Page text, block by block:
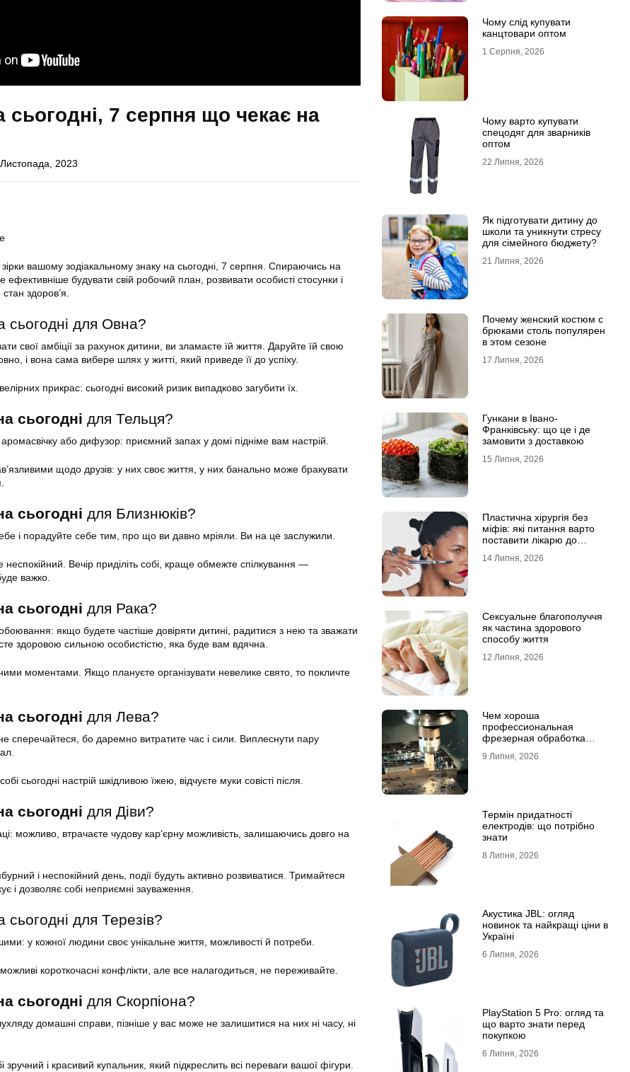
сьогодні, 7 серпня що чекає на
2023
вашому зодіакальному знаку на сьогодні, 7 серпня. Спираючись на
будувати свій робочий план, розвивати особисті стосунки і
здоров’я.
сьогодні для Овна?
свої амбіції за рахунок дитини, ви зламаєте їй життя. Даруйте їй свою
і вона сама вибере шлях у житті, який приведе її до успіху.
прикрас: сьогодні високий ризик випадково загубити їх.
сьогодні для Тельця?
або дифузор: приємний запах у домі підніме вам настрій.
щодо друзів: у них своє життя, у них банально може бракувати
сьогодні для Близнюків?
і порадуйте себе тим, про що ви давно мріяли. Ви на це заслужили.
Вечір приділіть собі, краще обмежте спілкування —
важко.
сьогодні для Рака?
якщо будете частіше довіряти дитині, радитися з нею та зважати
здоровою сильною особистістю, яка буде вам вдячна.
моментами. Якщо плануєте організувати невелике свято, то покличте
сьогодні для Лева?
сперечайтеся, бо даремно витратите час і сили. Виплеснути пару
сьогодні настрій шкідливою їжею, відчуєте муки совісті після.
сьогодні для Діви?
можливо, втрачаєте чудову кар’єрну можливість, залишаючись довго на
і неспокійний день, події будуть активно розвиватися. Тримайтеся
і дозволяє собі неприємні зауваження.
сьогодні для Терезів?
у кожної людини своє унікальне життя, можливості й потреби.
короткочасні конфлікти, але все налагодиться, не переживайте.
сьогодні для Скорпіона?
домашні справи, пізніше у вас може не залишитися на них ні часу, ні
зручний і красивий купальник, який підкреслить всі переваги вашої фігури.
Чому слід купувати
канцтовари оптом
1 Серпня, 2026
Чому варто купувати
спецодяг для зварників
оптом
22 Липня, 2026
Як підготувати дитину до
школи та уникнути стресу
для сімейного бюджету?
21 Липня, 2026
Почему женский костюм с
брюками столь популярен
в этом сезоне
17 Липня, 2026
Гункани в Івано-
Франківську: що це і де
замовити з доставкою
15 Липня, 2026
Пластична хірургія без
міфів: які питання варто
поставити лікарю до
14 Липня, 2026
Сексуальне благополуччя
як частина здорового
способу життя
12 Липня, 2026
Чем хороша
профессиональная
фрезерная обработка
9 Липня, 2026
Термін придатності
електродів: що потрібно
знати
8 Липня, 2026
Акустика JBL: огляд
новинок та найкращі ціни в
Україні
6 Липня, 2026
PlayStation 5 Pro: огляд та
що варто знати перед
покупкою
6 Липня, 2026